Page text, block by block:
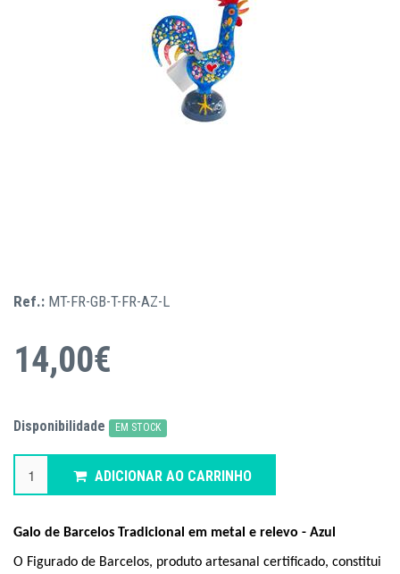
Ref.: MT-FR-GB-T-FR-AZ-L
14,00€
Disponibilidade EM STOCK
ADICIONAR AO CARRINHO
Galo de Barcelos Tradicional em metal e relevo - Azul
O Figurado de Barcelos, produto artesanal certificado, constitui